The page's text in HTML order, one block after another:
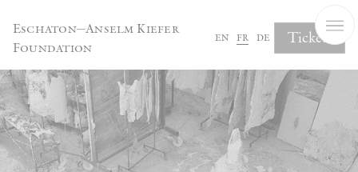
Eschaton—Anselm Kiefer
Foundation
en fr de Tickets